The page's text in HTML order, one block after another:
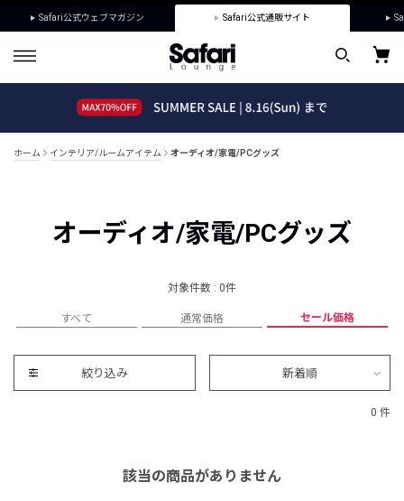
Safari公式ウェブマガジン Safari公式通販サイト
ホーム インテリア/ルームアイテム オーディオ/家電/PCグッズ
オーディオ/家電/PCグッズ
対象件数 : 0件
すべて 通常価格 セール価格
絞り込み 新着順
0 件
該当の商品がありません